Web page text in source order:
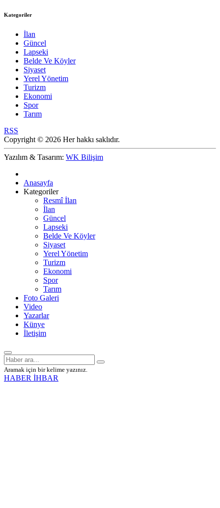
Kategoriler
İlan
Güncel
Lapseki
Belde Ve Köyler
Siyaset
Yerel Yönetim
Turizm
Ekonomi
Spor
Tarım
RSS
Copyright © 2026 Her hakkı saklıdır.
Yazılım & Tasarım: WK Bilişim
Anasayfa
Kategoriler
Resmî İlan
İlan
Güncel
Lapseki
Belde Ve Köyler
Siyaset
Yerel Yönetim
Turizm
Ekonomi
Spor
Tarım
Foto Galeri
Video
Yazarlar
Künye
İletişim
Aramak için bir kelime yazınız.
HABER İHBAR